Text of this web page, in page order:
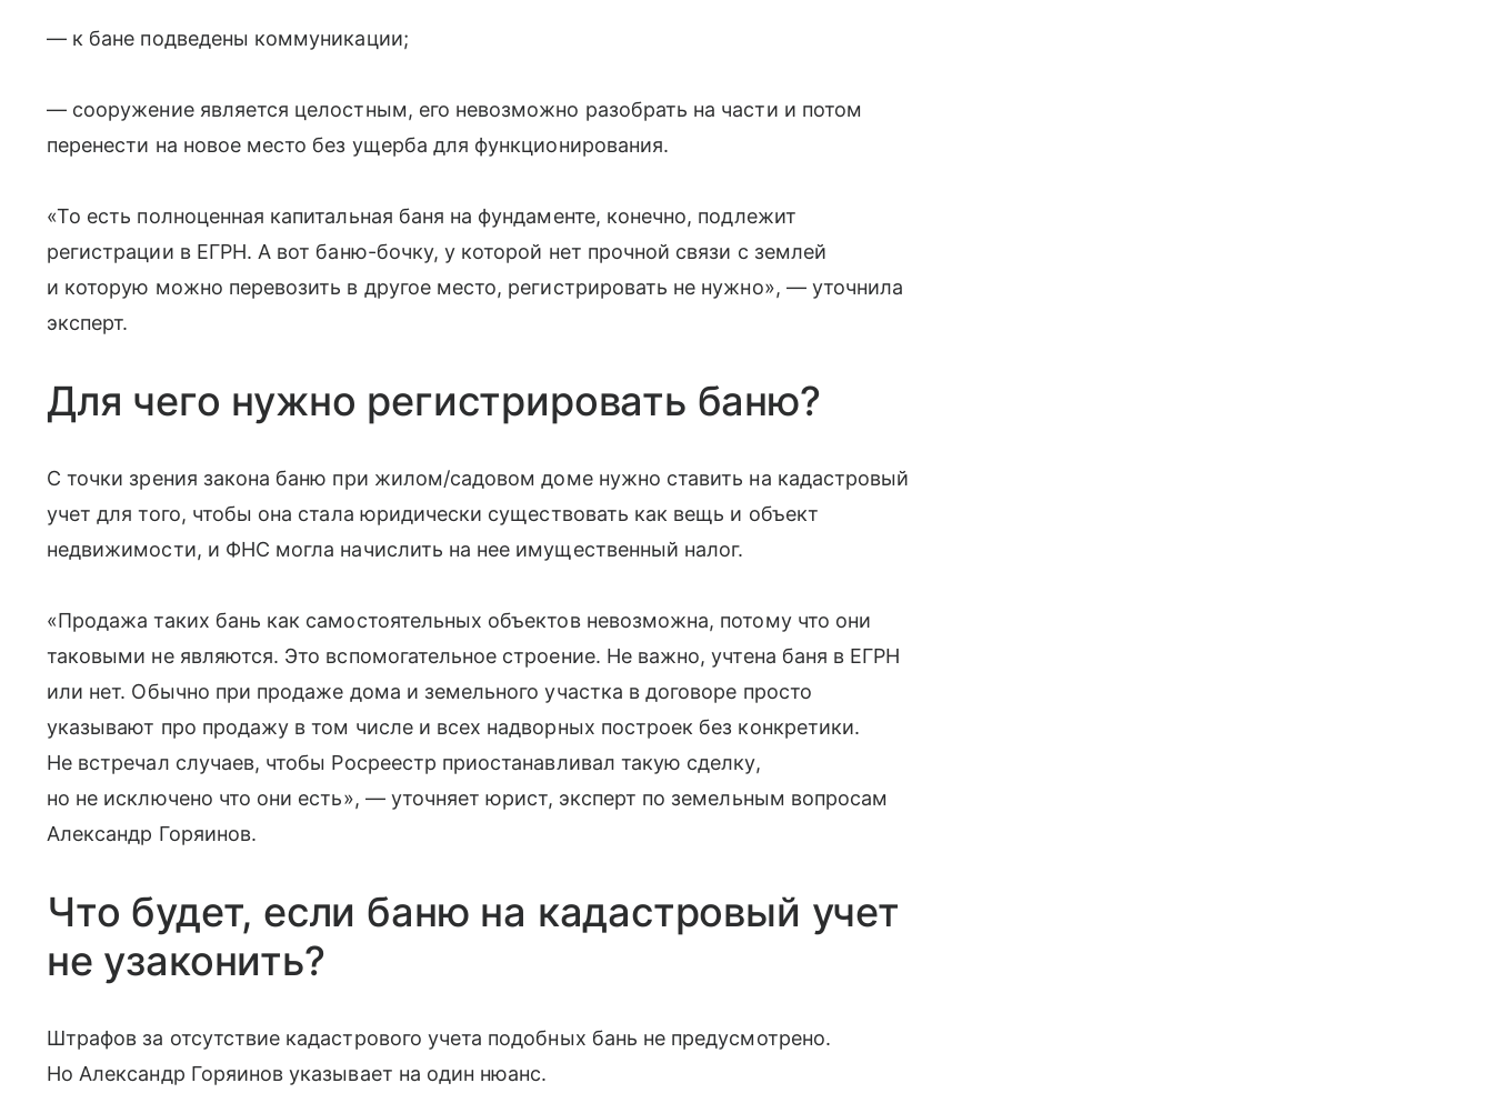
— к бане подведены коммуникации;
— сооружение является целостным, его невозможно разобрать на части и потом
перенести на новое место без ущерба для функционирования.
«То есть полноценная капитальная баня на фундаменте, конечно, подлежит
регистрации в ЕГРН. А вот баню-бочку, у которой нет прочной связи с землей
и которую можно перевозить в другое место, регистрировать не нужно», — уточнила
эксперт.
Для чего нужно регистрировать баню?
С точки зрения закона баню при жилом/садовом доме нужно ставить на кадастровый
учет для того, чтобы она стала юридически существовать как вещь и объект
недвижимости, и ФНС могла начислить на нее имущественный налог.
«Продажа таких бань как самостоятельных объектов невозможна, потому что они
таковыми не являются. Это вспомогательное строение. Не важно, учтена баня в ЕГРН
или нет. Обычно при продаже дома и земельного участка в договоре просто
указывают про продажу в том числе и всех надворных построек без конкретики.
Не встречал случаев, чтобы Росреестр приостанавливал такую сделку,
но не исключено что они есть», — уточняет юрист, эксперт по земельным вопросам
Александр Горяинов.
Что будет, если баню на кадастровый учет
не узаконить?
Штрафов за отсутствие кадастрового учета подобных бань не предусмотрено.
Но Александр Горяинов указывает на один нюанс.